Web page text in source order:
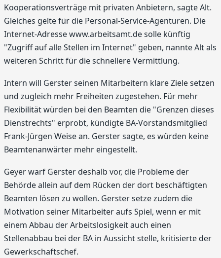
Kooperationsverträge mit privaten Anbietern, sagte Alt.
Gleiches gelte für die Personal-Service-Agenturen. Die
Internet-Adresse www.arbeitsamt.de solle künftig
"Zugriff auf alle Stellen im Internet" geben, nannte Alt als
weiteren Schritt für die schnellere Vermittlung.
Intern will Gerster seinen Mitarbeitern klare Ziele setzen
und zugleich mehr Freiheiten zugestehen. Für mehr
Flexibilität würden bei den Beamten die "Grenzen dieses
Dienstrechts" erprobt, kündigte BA-Vorstandsmitglied
Frank-Jürgen Weise an. Gerster sagte, es würden keine
Beamtenanwärter mehr eingestellt.
Geyer warf Gerster deshalb vor, die Probleme der
Behörde allein auf dem Rücken der dort beschäftigten
Beamten lösen zu wollen. Gerster setze zudem die
Motivation seiner Mitarbeiter aufs Spiel, wenn er mit
einem Abbau der Arbeitslosigkeit auch einen
Stellenabbau bei der BA in Aussicht stelle, kritisierte der
Gewerkschaftschef.